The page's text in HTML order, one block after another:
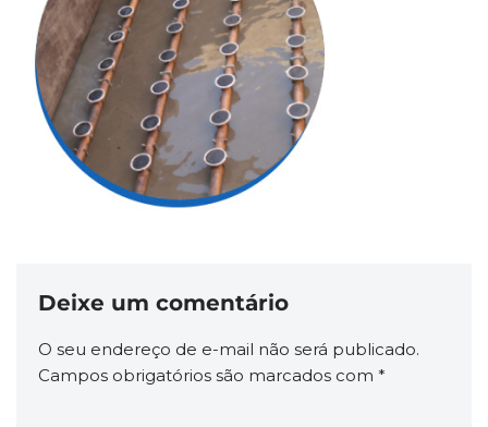
Deixe um comentário
O seu endereço de e-mail não será publicado.
Campos obrigatórios são marcados com *